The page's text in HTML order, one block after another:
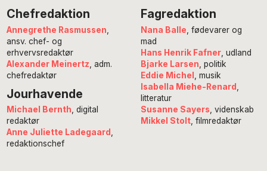
Chefredaktion
Annegrethe Rasmussen
ansv. chef- og
erhvervsredaktør
Alexander Meinertz , adm.
chefredaktør
Jourhavende
Michael Bernth, digital
redaktør
Anne Juliette Ladegaard ,
redaktionschef
Fagredaktion
Nana Balle , fødevarer og
mad
Hans Henrik Fafner, udland
Bjarke Larsen , politik
Eddie Michel
, musik
Isabella Miehe-Renard
litteratur
Susanne Sayers , videnskab
Mikkel Stolt, filmredaktør